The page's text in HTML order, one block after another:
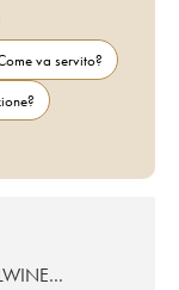
va servito?